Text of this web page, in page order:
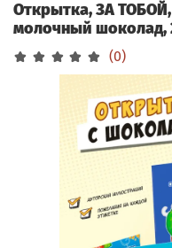
Открытка, ЗА
молочный шоколад,
(0)